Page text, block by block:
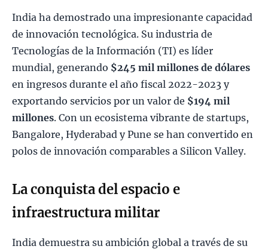
India ha demostrado una impresionante capacidad
de innovación tecnológica. Su industria de
Tecnologías de la Información (TI) es líder
mundial, generando $245 mil millones de dólares
en ingresos durante el año fiscal 2022-2023 y
exportando servicios por un valor de $194 mil
millones. Con un ecosistema vibrante de startups,
Bangalore, Hyderabad y Pune se han convertido en
polos de innovación comparables a Silicon Valley.
La conquista del espacio e
infraestructura militar
India demuestra su ambición global a través de su